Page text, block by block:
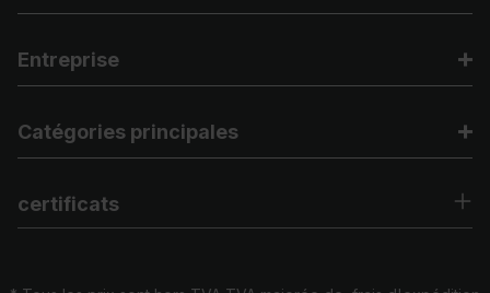
Entreprise
Catégories principales
certificats